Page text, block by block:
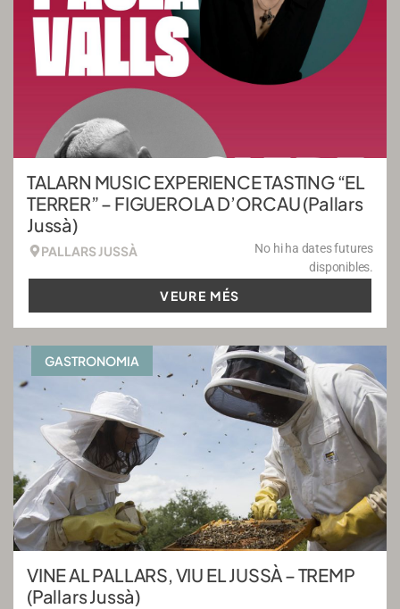
TALARN MUSIC EXPERIENCE TASTING “EL
TERRER” – FIGUEROLA D’ORCAU (Pallars
Jussà)
PALLARS JUSSÀ
No hi ha dates futures
disponibles.
VEURE MÉS
GASTRONOMIA
VINE AL PALLARS, VIU EL JUSSÀ – TREMP
(Pallars Jussà)